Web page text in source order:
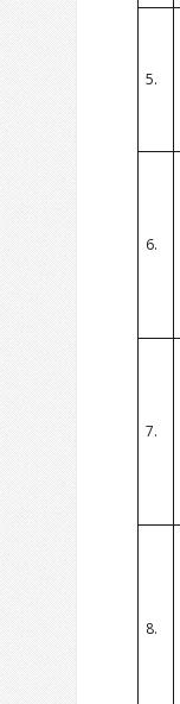
5.
6.
7.
8.